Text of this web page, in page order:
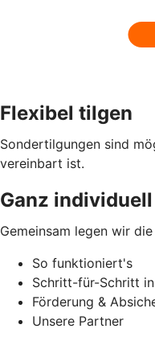
Flexibel tilgen
Sondertilgungen sind
vereinbart ist.
Ganz individuell
Gemeinsam legen wir
So funktioniert's
Schritt-für-Schritt
Förderung &
Unsere Partner